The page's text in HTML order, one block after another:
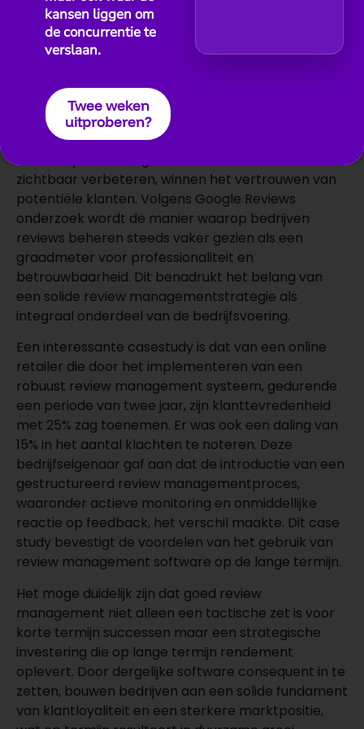
software, niet alleen hogere
klanttevredenheidsscores rapporteren, maar ook
een stijging in terugkerende klanten. Deze software
volgen en direct in te spelen op klantbehoeften.
Daarnaast draagt effectief review management bij
aan een betere reputatie op de markt. Bedrijven
die transparant omgaan met feedback en deze
zichtbaar verbeteren, winnen het vertrouwen van
potentiële klanten. Volgens Google Reviews
onderzoek wordt de manier waarop bedrijven
reviews beheren steeds vaker gezien als een
graadmeter voor professionaliteit en
betrouwbaarheid. Dit benadrukt het belang van
een solide review managementstrategie als
integraal onderdeel van de bedrijfsvoering.
Een interessante casestudy is dat van een online
retailer die door het implementeren van een
robuust review management systeem, gedurende
een periode van twee jaar, zijn klanttevredenheid
met 25% zag toenemen. Er was ook een daling van
15% in het aantal klachten te noteren. Deze
bedrijfseigenaar gaf aan dat de introductie van een
gestructureerd review managementproces,
waaronder actieve monitoring en onmiddellijke
reactie op feedback, het verschil maakte. Dit case
study bevestigt de voordelen van het gebruik van
review management software op de lange termijn.
Het moge duidelijk zijn dat goed review
management niet alleen een tactische zet is voor
korte termijn successen maar een strategische
investering die op lange termijn rendement
oplevert. Door dergelijke software consequent in te
zetten, bouwen bedrijven aan een solide fundament
van klantloyaliteit en een sterkere marktpositie,
kansen liggen om
de concurrentie te
verslaan.
Twee weken
uitproberen?